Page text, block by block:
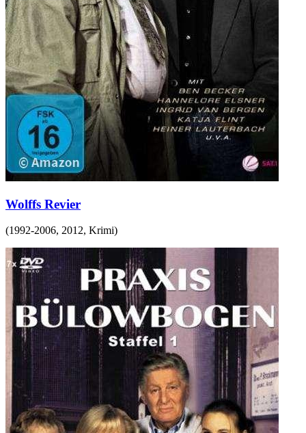
Wolffs Revier
(1992-2006, 2012, Krimi)